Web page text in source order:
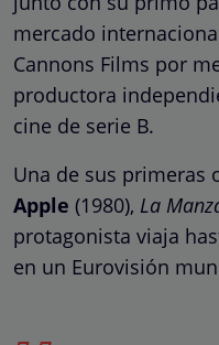
mercado
Cannons Films por
productora
cine de serie B.
Una de sus primeras
Apple (1980), La
protagonista viaja
en un Eurovisión